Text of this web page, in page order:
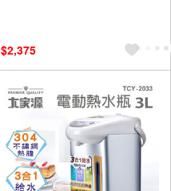
$2,375